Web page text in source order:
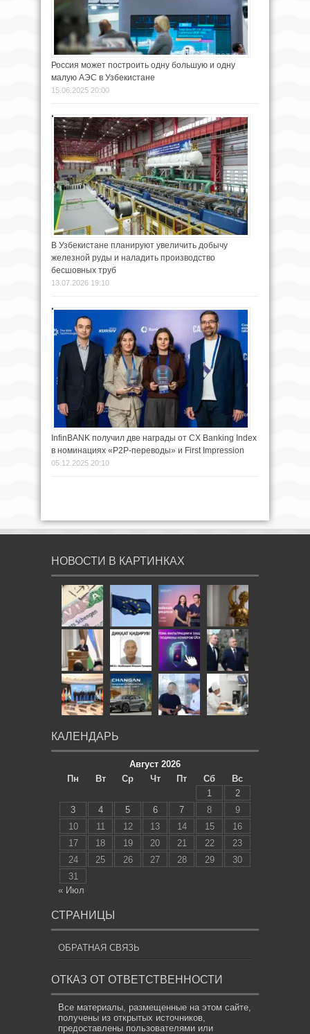
Россия может построить одну большую и одну
малую АЭС в Узбекистане
15.06.2025 20:00
В Узбекистане планируют увеличить добычу
железной руды и наладить производство
бесшовных труб
13.07.2026 19:10
InfinBANK получил две награды от CX Banking Index
в номинациях «P2P-переводы» и First Impression
05.12.2025 20:10
НОВОСТИ В КАРТИНКАХ
КАЛЕНДАРЬ
Август 2026
Пн
Вт Ср Чт Пт Сб
Вс
1
2
3
4 5 6 7 8
9
10
11 12 13 14 15
16
17
18 19 20 21 22
23
24
25 26 27 28 29
30
31
« Июл
СТРАНИЦЫ
ОБРАТНАЯ СВЯЗЬ
ОТКАЗ ОТ ОТВЕТСТВЕННОСТИ
Все материалы, размещенные на этом сайте,
получены из открытых источников,
предоставлены пользователями или